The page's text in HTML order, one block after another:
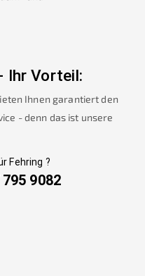
Ihr Vorteil:
Ihnen garantiert den
- denn das ist unsere
Fehring ?
9082